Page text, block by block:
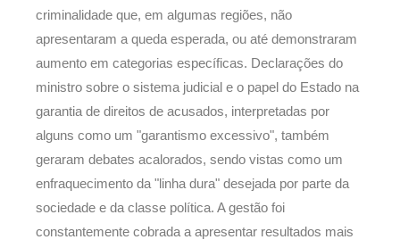
criminalidade que, em algumas regiões, não
apresentaram a queda esperada, ou até demonstraram
aumento em categorias específicas. Declarações do
ministro sobre o sistema judicial e o papel do Estado na
garantia de direitos de acusados, interpretadas por
alguns como um "garantismo excessivo", também
geraram debates acalorados, sendo vistas como um
enfraquecimento da "linha dura" desejada por parte da
sociedade e da classe política. A gestão foi
constantemente cobrada a apresentar resultados mais